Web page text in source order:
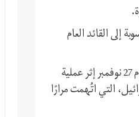
إلى القائد العام
جدير بالذكر أن محسن فخري زاده، الملقب بـ "الرجل الغامض والنووي" للجمهورية الإسلامية، قُتل يوم 27 نوفمبر إثر عملية
التي اتُهمت مرارًا